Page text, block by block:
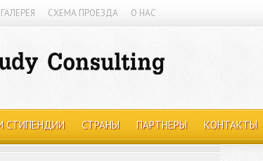
СХЕМА ПРОЕЗДА О НАС
СТИПЕНДИИ СТРАНЫ ПАРТНЕРЫ КОНТАКТЫ